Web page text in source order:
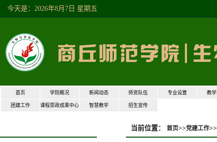
今天是：2026年8月7日星期五
首页 学院概况 新闻动态 师资队伍 专业设置 教
团建工作 课程思政成果中心 智慧教学 招生宣传
当前位置： 首页>>党建工作>>